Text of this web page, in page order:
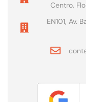
Centro,
EN101, Av.